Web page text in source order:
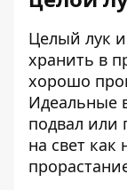
Целый лук
хранить в
хорошо
Идеальные
подвал или
на свет как